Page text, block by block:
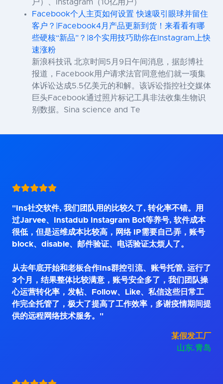
户）、Instagram（10亿用户）
Facebook个人主页如何设置 快速吸引眼球并留住
客户？|Facebook4月产品更新到货！来看看有哪
些硬核“新品”？|8个实用技巧助你在Instagram上快
速涨粉
新浪科技讯 北京时间5月9日午间消息，据彭博社
报道，Facebook用户请求法官同意他们就一项集
体诉讼达成5.5亿美元的和解。该诉讼指控社交媒体
巨头Facebook通过照片标记工具非法收集生物识
别数据。Sina science and Te
"Ins社交软件, 我们团队用的比较久了, 转化率不错。用
过Jarvee、Instadub Instagram Bot等养号, 软件成本
很低，但是运维成本比较高，网络 IP需要自己弄，账号
block、disable、邮件验证、电话验证太烦人了。
从去年底开始和老板合作Ins群控引流、账号托管, 运行了
3个月，结果整体比较满意，账号安全多了，我们团队操
心运营转化率，发帖、Follow、Like、私信这些日常工
作完全托管了，极大了提高了工作效率，多谢疫情期间提
供的远程网络技术服务。"
某假发工厂
山东.青岛